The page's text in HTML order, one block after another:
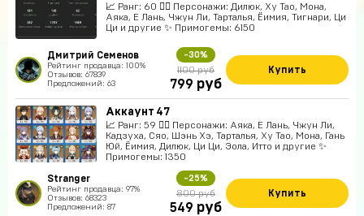
📈 Ранг: 60 🧍‍♀️ Персонажи: Дилюк, Ху Тао, Мона,
Аяка, Е Лань, Чжун Ли, Тарталья, Ёимия, Тигнари, Ци
Ци и другие ✨ Примогемы: 6150
Дмитрий Семенов
Рейтинг продавца: 100%
Отзывов: 67839
Предложений: 63
-30%
1100 руб
799 руб
Купить
Аккаунт 47
📈 Ранг: 59 🧍‍♀️ Персонажи: Аяка, Е Лань, Чжун Ли,
Кадзуха, Сяо, Шэнь Хэ, Тарталья, Ху Тао, Мона, Гань
Юй, Ёимия, Дилюк, Ци Ци, Эола, Итто и другие ✨
Примогемы: 1350
Stranger
Рейтинг продавца: 97%
Отзывов: 68323
Предложений: 87
-25%
800 руб
549 руб
Купить